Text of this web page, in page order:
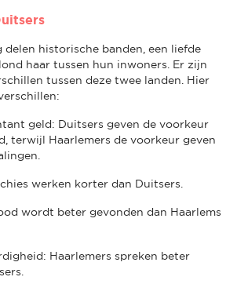
delen historische banden, een liefde
haar tussen hun inwoners. Er zijn
tussen deze twee landen. Hier
geld: Duitsers geven de voorkeur
terwijl Haarlemers de voorkeur geven
werken korter dan Duitsers.
wordt beter gevonden dan Haarlems
Haarlemers spreken beter